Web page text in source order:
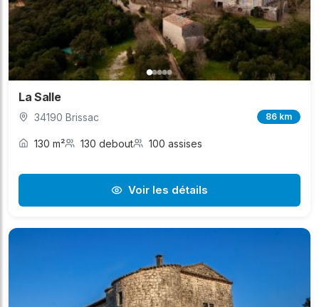
La Salle
34190 Brissac 86 km
130 m² 130 debout 100 assises
Voir les détails